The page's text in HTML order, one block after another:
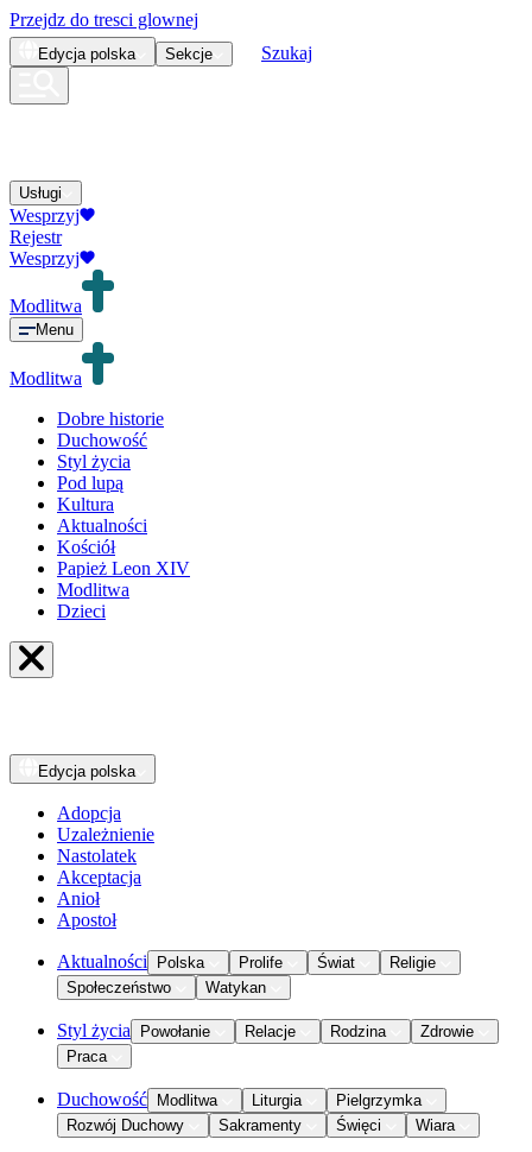
Przejdz do tresci glownej
Edycja polska Sekcje Szukaj
Usługi
Wesprzyj
Rejestr
Wesprzyj
Modlitwa
Menu
Modlitwa
Dobre historie
Duchowość
Styl życia
Pod lupą
Kultura
Aktualności
Kościół
Papież Leon XIV
Modlitwa
Dzieci
Edycja polska
Adopcja
Uzależnienie
Nastolatek
Akceptacja
Anioł
Apostoł
Aktualności Polska Prolife Świat
Religie
Społeczeństwo
Watykan
Styl życia Powołanie Relacje Rodzina
Zdrowie
Praca
Duchowość Modlitwa Liturgia
Pielgrzymka
Rozwój Duchowy
Sakramenty Święci Wiara